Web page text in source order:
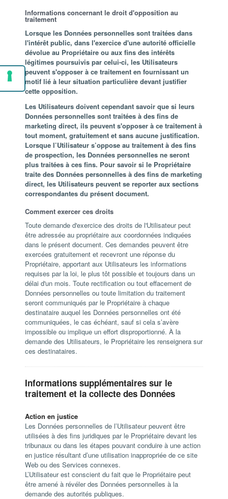
Informations concernant le droit d'opposition au
traitement
Lorsque les Données personnelles sont traitées dans
l'intérêt public, dans l'exercice d'une autorité officielle
dévolue au Propriétaire ou aux fins des intérêts
légitimes poursuivis par celui-ci, les Utilisateurs
peuvent s'opposer à ce traitement en fournissant un
motif lié à leur situation particulière devant justifier
cette opposition.
Les Utilisateurs doivent cependant savoir que si leurs
Données personnelles sont traitées à des fins de
marketing direct, ils peuvent s'opposer à ce traitement à
tout moment, gratuitement et sans aucune justification.
Lorsque l’Utilisateur s’oppose au traitement à des fins
de prospection, les Données personnelles ne seront
plus traitées à ces fins. Pour savoir si le Propriétaire
traite des Données personnelles à des fins de marketing
direct, les Utilisateurs peuvent se reporter aux sections
correspondantes du présent document.
Comment exercer ces droits
Toute demande d'exercice des droits de l'Utilisateur peut
être adressée au propriétaire aux coordonnées indiquées
dans le présent document. Ces demandes peuvent être
exercées gratuitement et recevront une réponse du
Propriétaire, apportant aux Utilisateurs les informations
requises par la loi, le plus tôt possible et toujours dans un
délai d'un mois. Toute rectification ou tout effacement de
Données personnelles ou toute limitation du traitement
seront communiqués par le Propriétaire à chaque
destinataire auquel les Données personnelles ont été
communiquées, le cas échéant, sauf si cela s’avère
impossible ou implique un effort disproportionné. À la
demande des Utilisateurs, le Propriétaire les renseignera sur
ces destinataires.
Informations supplémentaires sur le
traitement et la collecte des Données
Action en justice
Les Données personnelles de l’Utilisateur peuvent être
utilisées à des fins juridiques par le Propriétaire devant les
tribunaux ou dans les étapes pouvant conduire à une action
en justice résultant d’une utilisation inappropriée de ce site
Web ou des Services connexes.
L’Utilisateur est conscient du fait que le Propriétaire peut
être amené à révéler des Données personnelles à la
demande des autorités publiques.